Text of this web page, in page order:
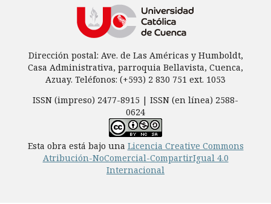
Dirección postal: Ave. de Las Américas y Humboldt,
Casa Administrativa, parroquia Bellavista, Cuenca,
Azuay. Teléfonos: (+593) 2 830 751 ext. 1053
ISSN (impreso) 2477-8915 | ISSN (en línea) 2588-
0624
Esta obra está bajo una Licencia Creative Commons
Atribución-NoComercial-CompartirIgual 4.0
Internacional